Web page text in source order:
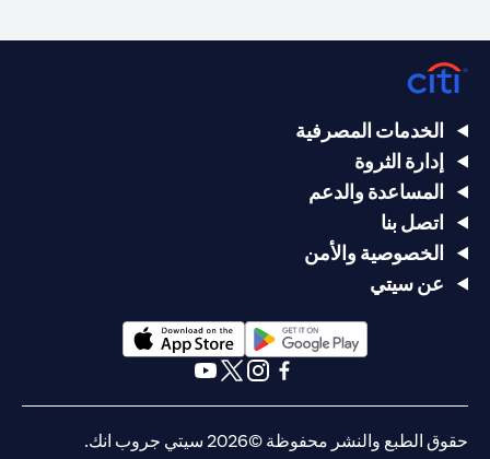
الخدمات المصرفية
إدارة الثروة
المساعدة والدعم
اتصل بنا
الخصوصية والأمن
عن سيتي
opens in a new tab
opens in a new tab
حقوق الطبع والنشر محفوظة ©2026 سيتي جروب انك.